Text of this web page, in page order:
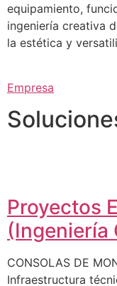
equipamiento,
ingeniería creativa
la estética y
Empresa
Proyectos
(Ingeniería
CONSOLAS DE
Infraestructura